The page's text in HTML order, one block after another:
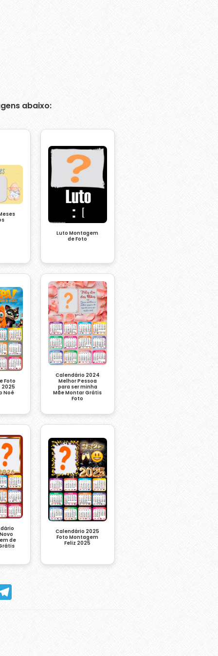
abaixo:
Luto Montagem
de Foto
Foto
2025
Noé
Calendário 2024
Melhor Pessoa
para ser minha
Mãe Montar Grátis
Foto
de
Calendário 2025
Foto Montagem
Feliz 2025
Telegram